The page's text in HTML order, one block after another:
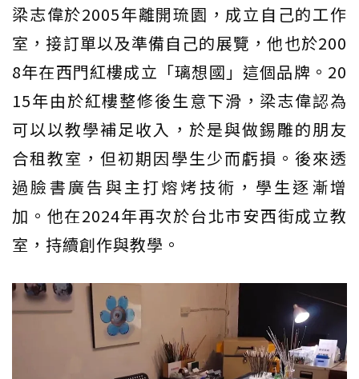
梁志偉於2005年離開琉園，成立自己的工作
室，接訂單以及準備自己的展覽，他也於200
8年在西門紅樓成立「璃想國」這個品牌。20
15年由於紅樓整修後生意下滑，梁志偉認為
可以以教學補足收入，於是與做錫雕的朋友
合租教室，但初期因學生少而虧損。後來透
過臉書廣告與主打熔烤技術，學生逐漸增
加。他在2024年再次於台北市安西街成立教
室，持續創作與教學。